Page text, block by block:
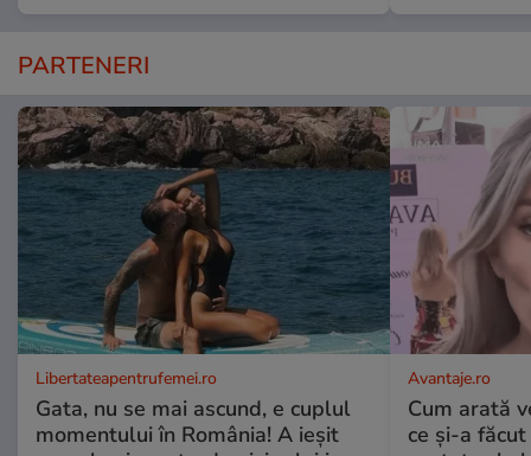
PARTENERI
Libertateapentrufemei.ro
Gata, nu se mai ascund, e cuplul
momentului în România! A ieșit
Avantaje.ro
Cum arată
ce și-a